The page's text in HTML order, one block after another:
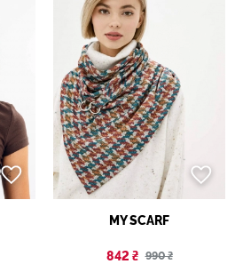
MY SCARF
842 ₴ 990 ₴